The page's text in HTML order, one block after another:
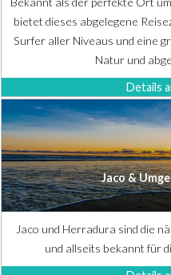
bietet dieses abgelegene
Surfer aller Niveaus und eine
Natur und
Details
Jaco &
Jaco und Herradura sind die
und allseits bekannt für